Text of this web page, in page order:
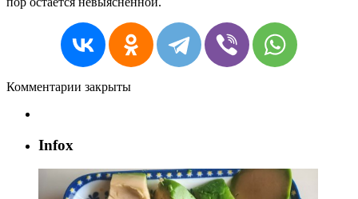
Комментарии закрыты
Infox